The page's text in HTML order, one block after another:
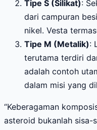
Tipe S (Silikat):
dari campuran
nikel. Vesta
Tipe M (Metalik):
terutama terdiri
adalah contoh
dalam misi yang
“Keberagaman
asteroid bukanlah sisa-